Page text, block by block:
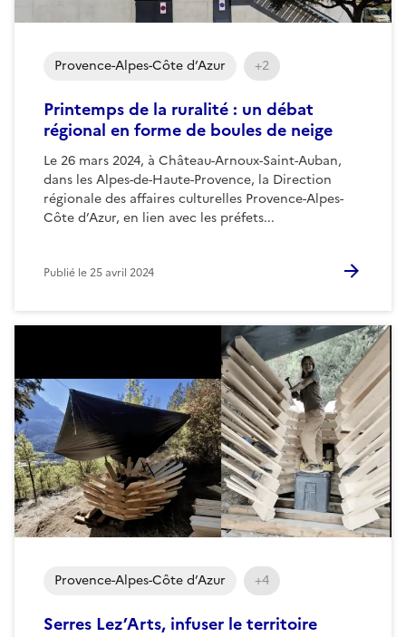
Printemps de la ruralité : un débat
régional en forme de boules de neige
Le 26 mars 2024, à Château-Arnoux-Saint-Auban,
dans les Alpes-de-Haute-Provence, la Direction
régionale des affaires culturelles Provence-Alpes-
Côte d’Azur, en lien avec les préfets...
Provence-Alpes-Côte d’Azur +2
Publié le25 avril 2024
Serres Lez’Arts, infuser le territoire
Provence-Alpes-Côte d’Azur +4